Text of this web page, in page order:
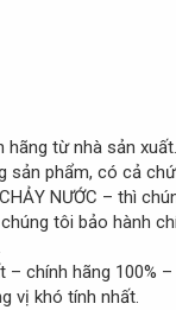
từ nhà sản
phẩm, có cả
NƯỚC – thì
tôi bảo hành
chính hãng 100%
vị khó tính nhất.